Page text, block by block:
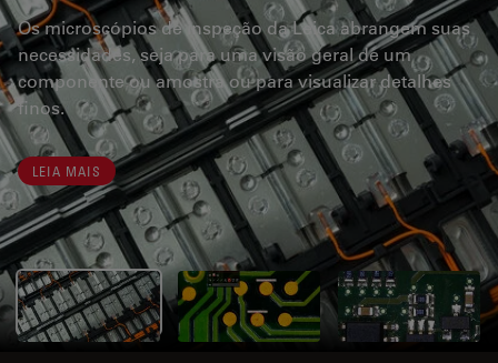
Os microscópios de inspeção da Leica abrangem suas
necessidades, seja para uma visão geral de um
componente ou amostra ou para visualizar detalhes
finos.
LEIA MAIS